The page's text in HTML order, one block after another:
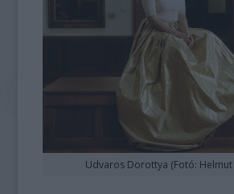
Udvaros Dorottya (Fotó: Helmut